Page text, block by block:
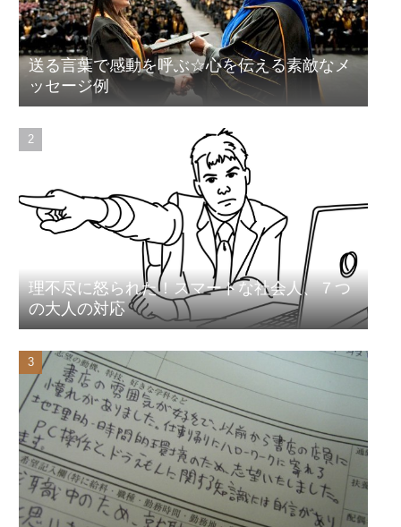
送る言葉で感動を呼ぶ☆心を伝える素敵なメ
ッセージ例
理不尽に怒られた！スマートな社会人、７つ
の大人の対応